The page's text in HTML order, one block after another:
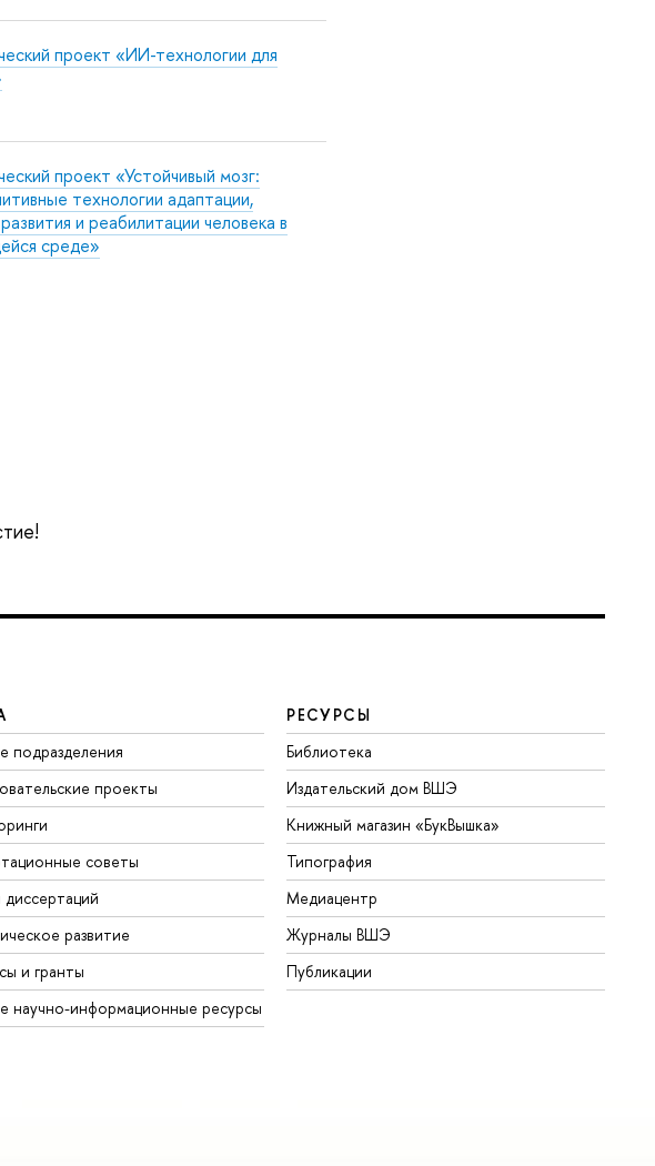
проект «ИИ-технологии для
проект «Устойчивый мозг:
технологии адаптации,
и реабилитации человека в
среде»
подразделения
проекты
советы
развитие
и гранты
научно-информационные ресурсы
РЕСУРСЫ
Библиотека
Издательский дом ВШЭ
Книжный магазин «БукВышка»
Типография
Медиацентр
Журналы ВШЭ
Публикации